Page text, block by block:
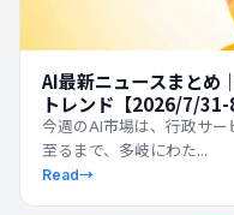
AI最新ニュースまとめ
トレンド【2026/7/31-
今週のAI市場は、行政サ
至るまで、多岐にわた...
Read→